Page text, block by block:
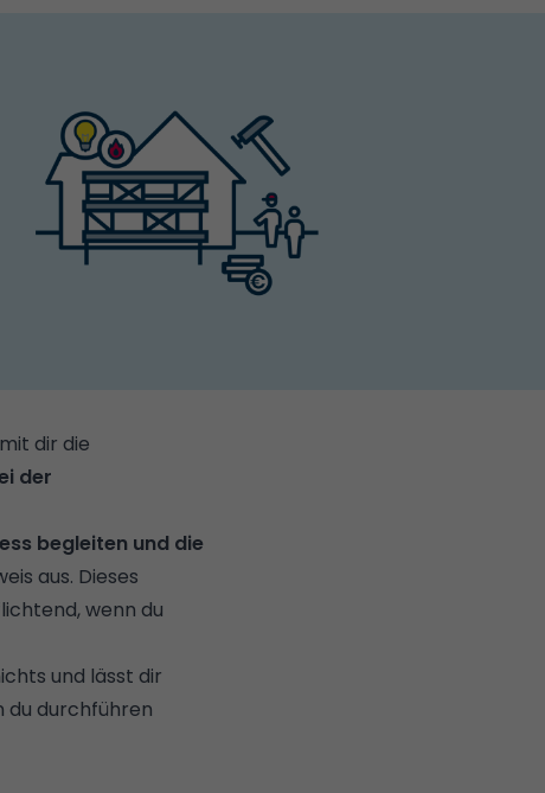
dir die
der
begleiten und die
aus. Dieses
wenn du
und lässt dir
du durchführen